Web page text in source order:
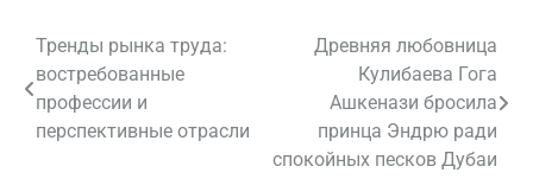
Навигация
по
записям
Тренды рынка труда:
востребованные
профессии и
перспективные отрасли
Древняя любовница
Кулибаева Гога
Ашкенази бросила
принца Эндрю ради
спокойных песков Дубаи